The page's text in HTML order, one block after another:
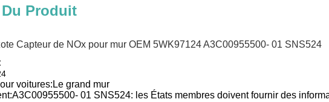
Produit
Capteur de NOx pour mur OEM 5WK97124 A3C00955500- 01 SNS524
voitures: Le grand mur
A3C00955500- 01 SNS524: les États membres doivent fournir des